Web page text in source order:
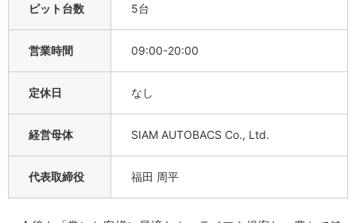
ピット台数 5台
営業時間 09:00-20:00
定休日 なし
経営母体 SIAM AUTOBACS Co., Ltd.
代表取締役 福田 周平